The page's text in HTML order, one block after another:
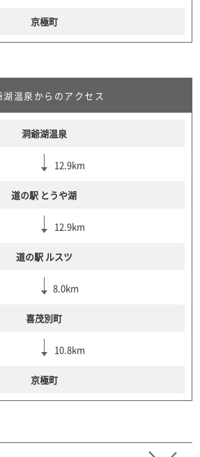
京極町
湖温泉からのアクセス
洞爺湖温泉
12.9km
道の駅 とうや湖
12.9km
道の駅 ルスツ
8.0km
喜茂別町
10.8km
京極町